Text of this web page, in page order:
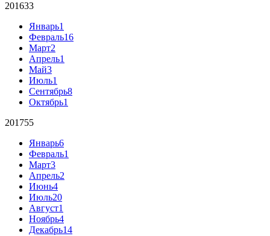
201633
Январь1
Февраль16
Март2
Апрель1
Май3
Июль1
Сентябрь8
Октябрь1
201755
Январь6
Февраль1
Март3
Апрель2
Июнь4
Июль20
Август1
Ноябрь4
Декабрь14